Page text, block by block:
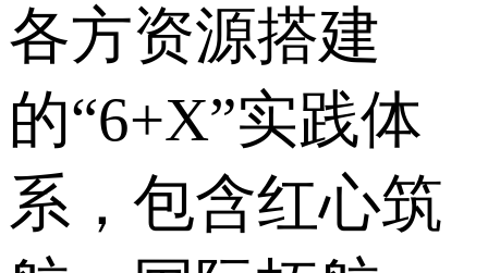
各方资源搭建
的“6+X”实践体
系，包含红心筑